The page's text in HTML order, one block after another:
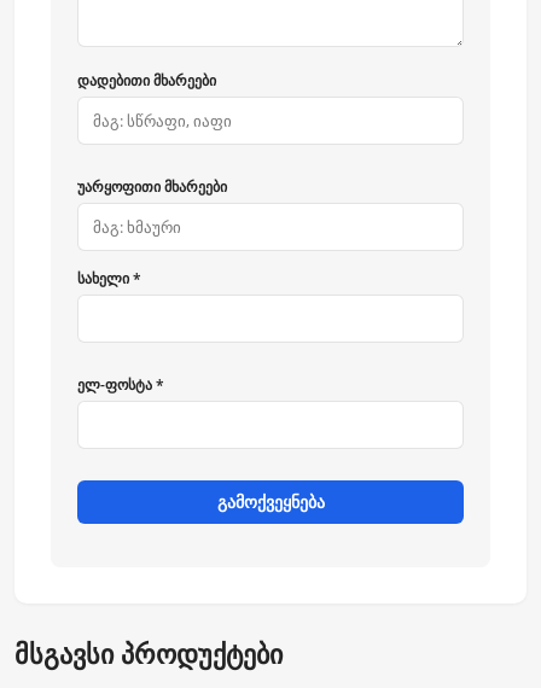
დადებითი მხარეები
უარყოფითი მხარეები
სახელი *
ელ-ფოსტა *
გამოქვეყნება
მსგავსი პროდუქტები